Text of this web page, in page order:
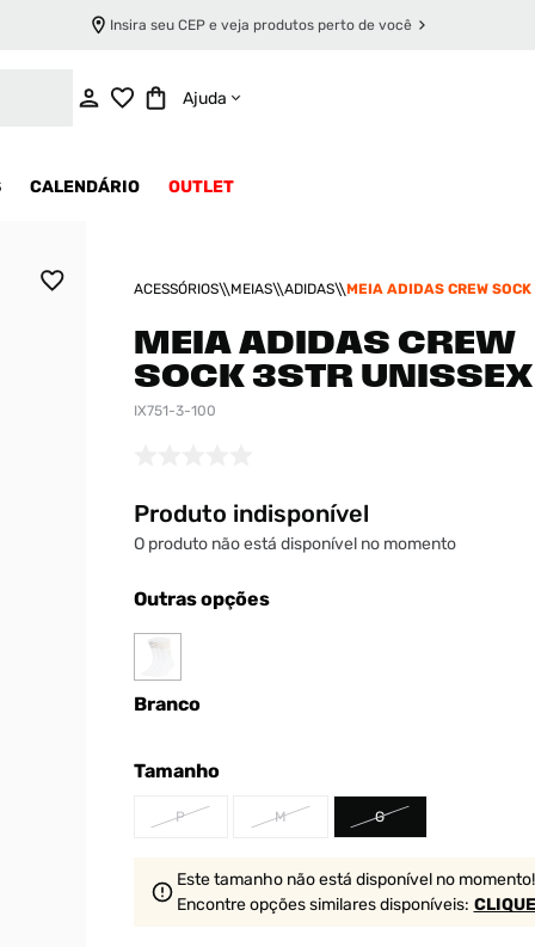
Insira seu CEP e veja produtos perto de você
Ajuda
CALENDÁRIO OUTLET
ACESSÓRIOS MEIAS ADIDAS
MEIA ADIDAS CREW
MEIA ADIDAS CREW
SOCK 3STR UNISSEX
IX751-3-100
Produto indisponível
O produto não está disponível no momento
Outras opções
Branco
Tamanho
P M G
Este tamanho não está disponível no momento!
Encontre opções similaresdisponíveis: